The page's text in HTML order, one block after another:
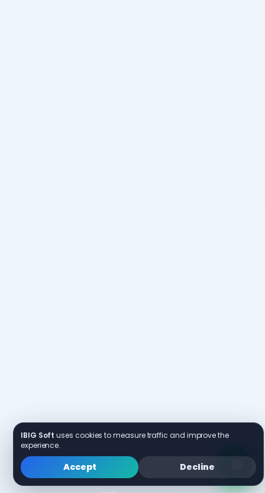
IBIG Soft uses cookies to measure traffic and improve the
experience.
Accept Decline